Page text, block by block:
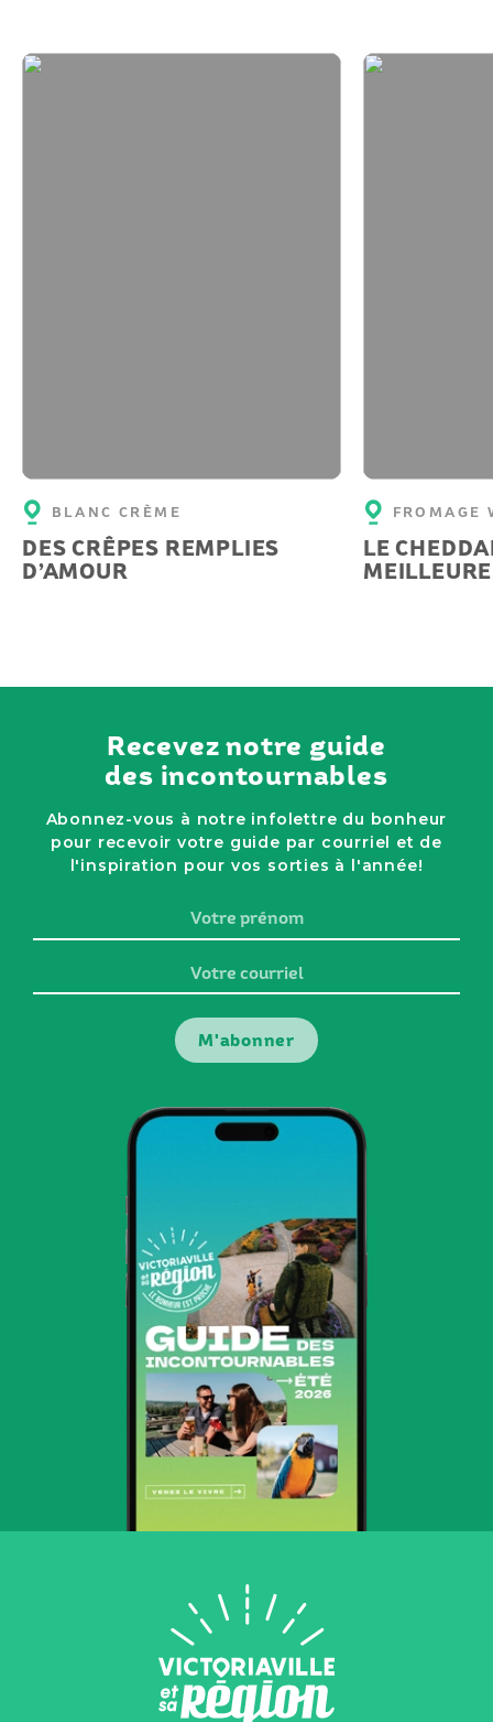
BLANC CRÈME
DES CRÊPES REMPLIES
D’AMOUR
FROMAGE
LE
Recevez notre guide
des incontournables
Abonnez-vous à notre infolettre du bonheur
pour recevoir votre guide par courriel et de
l'inspiration pour vos sorties à l'année!
prénom
courriel